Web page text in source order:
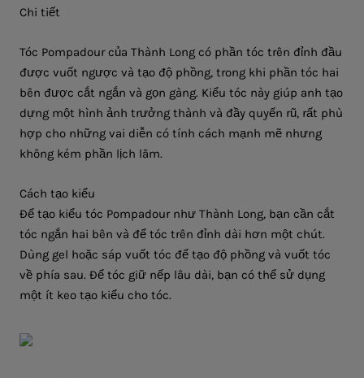
Chi tiết
Tóc Pompadour của Thành Long có phần tóc trên đỉnh đầu
được vuốt ngược và tạo độ phồng, trong khi phần tóc hai
bên được cắt ngắn và gọn gàng. Kiểu tóc này giúp anh tạo
dựng một hình ảnh trưởng thành và đầy quyến rũ, rất phù
hợp cho những vai diễn có tính cách mạnh mẽ nhưng
không kém phần lịch lãm.
Cách tạo kiểu
Để tạo kiểu tóc Pompadour như Thành Long, bạn cần cắt
tóc ngắn hai bên và để tóc trên đỉnh dài hơn một chút.
Dùng gel hoặc sáp vuốt tóc để tạo độ phồng và vuốt tóc
về phía sau. Để tóc giữ nếp lâu dài, bạn có thể sử dụng
một ít keo tạo kiểu cho tóc.